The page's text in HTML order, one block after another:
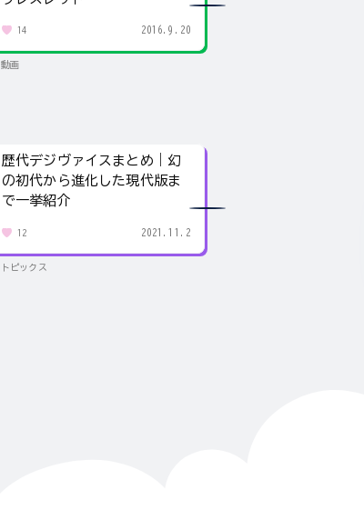
14 2016.9.20
動画
歴代デジヴァイスまとめ｜幻
の初代から進化した現代版ま
で一挙紹介
12 2021.11.2
トピックス